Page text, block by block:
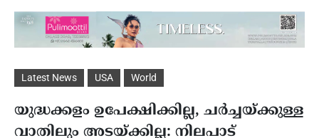
Latest News USA World
യുദ്ധക്കളം ഉപേക്ഷിക്കില്ല, ചർച്ചയ്ക്കുള്ള
വാതിലും അടയ്ക്കില്ല: നിലപാട്